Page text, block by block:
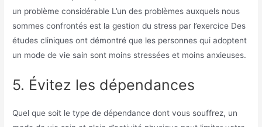
un problème considérable L’un des problèmes auxquels nous
sommes confrontés est la gestion du stress par l’exercice Des
études cliniques ont démontré que les personnes qui adoptent
un mode de vie sain sont moins stressées et moins anxieuses.
5. Évitez les dépendances
Quel que soit le type de dépendance dont vous souffrez, un